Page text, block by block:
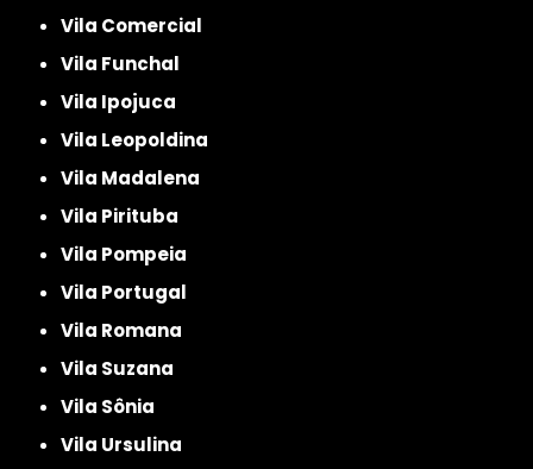
Vila Comercial
Vila Funchal
Vila Ipojuca
Vila Leopoldina
Vila Madalena
Vila Pirituba
Vila Pompeia
Vila Portugal
Vila Romana
Vila Suzana
Vila Sônia
Vila Ursulina